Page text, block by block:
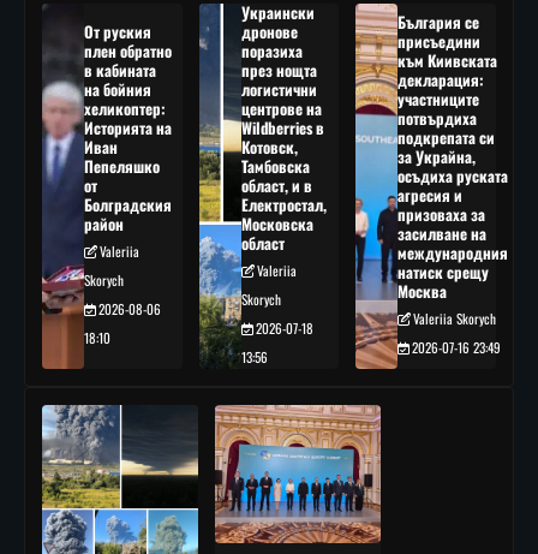
От руския
плен обратно
в кабината
на бойния
хеликоптер:
Историята на
Иван
Пепеляшко
от
Болградския
район
Valeriia
Skorych
2026-08-06
18:10
Украински
дронове
поразиха
през нощта
логистични
центрове на
Wildberries в
Котовск,
Тамбовска
област, и в
Електростал,
Московска
област
Valeriia
Skorych
2026-07-18
13:56
България се
присъедини
към Киивската
декларация:
участниците
потвърдиха
подкрепата си
за Украйна,
осъдиха руската
агресия и
призоваха за
засилване на
международния
натиск срещу
Москва
Valeriia Skorych
2026-07-16 23:49